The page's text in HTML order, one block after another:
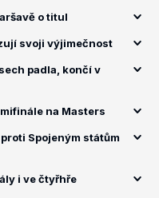
o titul
svoji výjimečnost
padla, končí v
na Masters
Spojeným státům
i ve čtyřhře